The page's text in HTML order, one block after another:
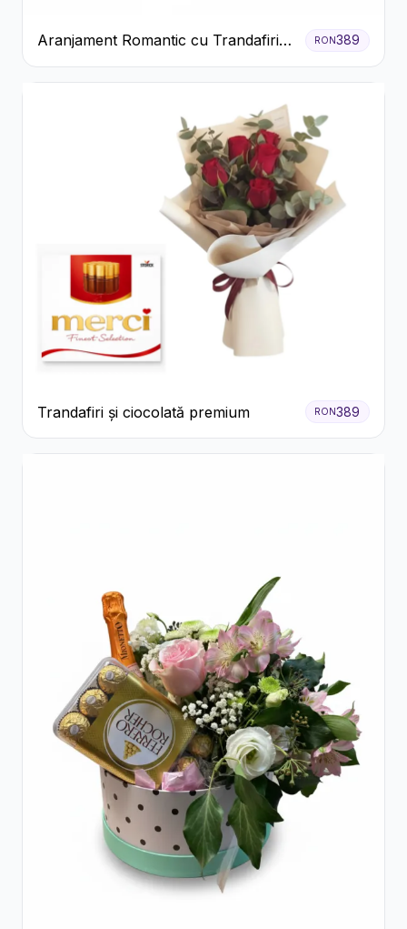
Aranjament Romantic cu Trandafiri
Roșii și Șampanie rose
RON389
Trandafiri și ciocolată premium RON389